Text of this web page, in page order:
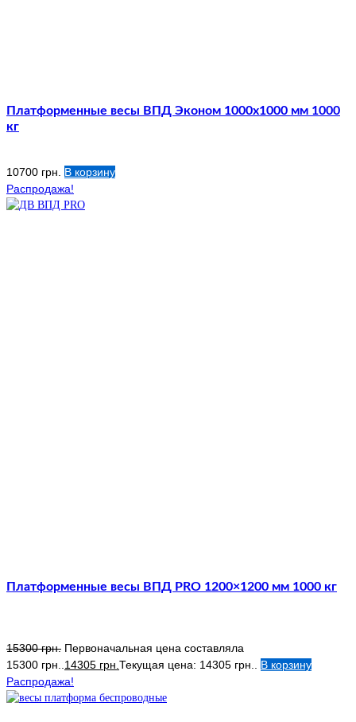
Платформенные весы ВПД Эконом 1000х1000 мм 1000
кг
10700 грн.
В корзину
Распродажа!
Платформенные весы ВПД PRO 1200×1200 мм 1000 кг
15300грн. Первоначальная цена составляла
15300 грн.. 14305 грн. Текущая цена: 14305 грн..
В корзину
Распродажа!